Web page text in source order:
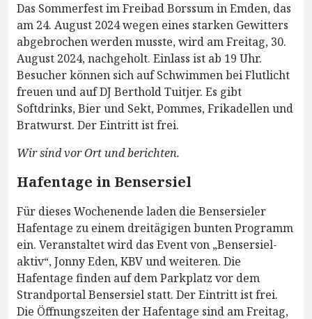
Das Sommerfest im Freibad Borssum in Emden, das
am 24. August 2024 wegen eines starken Gewitters
abgebrochen werden musste, wird am Freitag, 30.
August 2024, nachgeholt. Einlass ist ab 19 Uhr.
Besucher können sich auf Schwimmen bei Flutlicht
freuen und auf DJ Berthold Tuitjer. Es gibt
Softdrinks, Bier und Sekt, Pommes, Frikadellen und
Bratwurst. Der Eintritt ist frei.
Wir sind vor Ort und berichten.
Hafentage in Bensersiel
Für dieses Wochenende laden die Bensersieler
Hafentage zu einem dreitägigen bunten Programm
ein. Veranstaltet wird das Event von „Bensersiel-
aktiv“, Jonny Eden, KBV und weiteren. Die
Hafentage finden auf dem Parkplatz vor dem
Strandportal Bensersiel statt. Der Eintritt ist frei.
Die Öffnungszeiten der Hafentage sind am Freitag,